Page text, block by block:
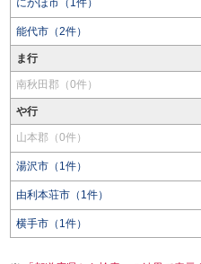
にかほ市（1件）
能代市（2件）
ま行
南秋田郡（0件）
や行
山本郡（0件）
湯沢市（1件）
由利本荘市（1件）
横手市（1件）